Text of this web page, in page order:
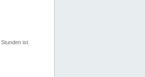
ist.